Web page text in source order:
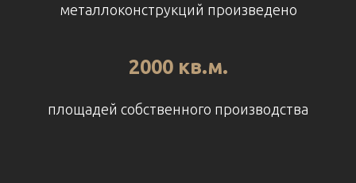
металлоконструкций произведено
2000 кв.м.
площадей собственного производства